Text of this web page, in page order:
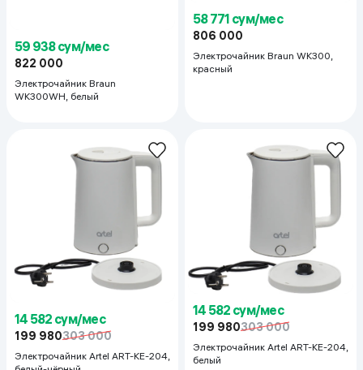
59 938 сум/мес
822 000
Электрочайник Braun
WK300WH, белый
58 771 сум/мес
806 000
Электрочайник Braun WK300,
красный
14 582 сум/мес
199 980303 000
Электрочайник Artel ART-KE-204,
14 582 сум/мес
199 980303 000
Электрочайник Artel ART-KE-204,
белый